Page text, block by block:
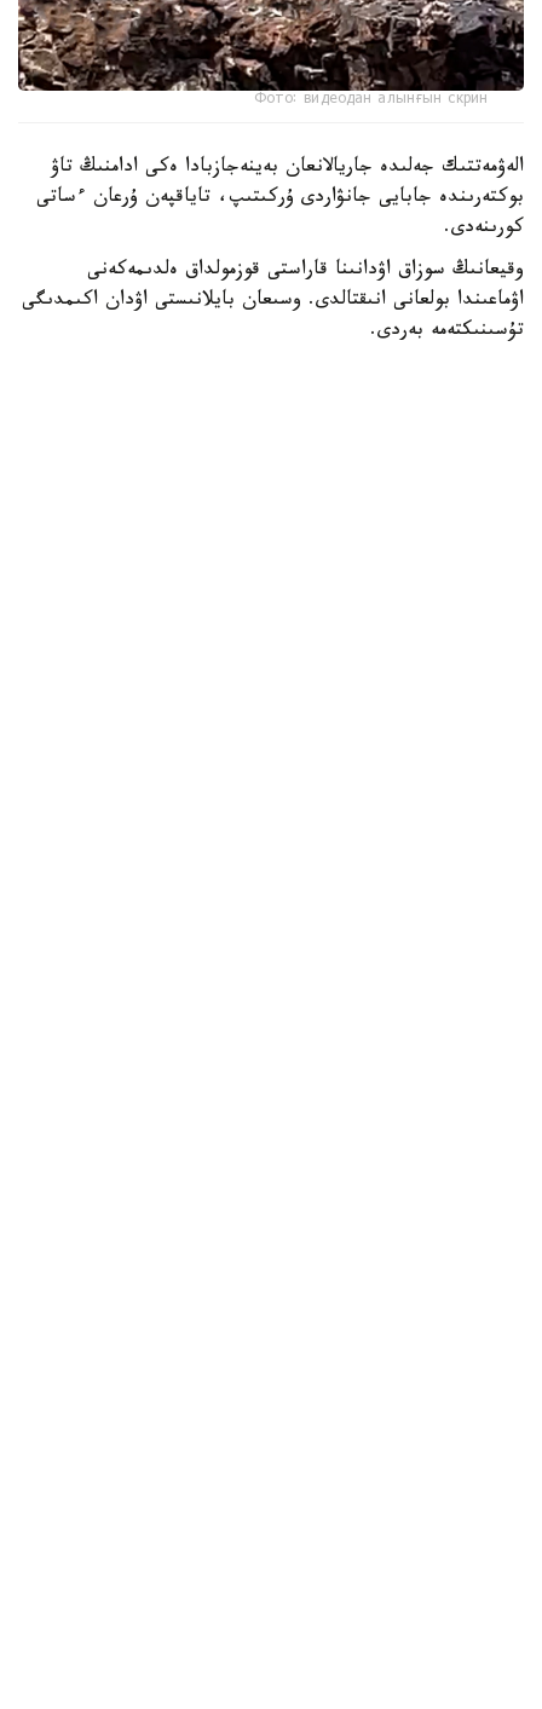
Фото: видеодан алынғын скрин
الەۋمەتتىك جەلىدە جاريالانعان بەينەجازبادا ەكى ادامنىڭ تاۋ
بوكتەرىندە جابايى جانۋاردى ۇركىتىپ، تاياقپەن ۇرعان ءساتى
كورىنەدى.
وقيعانىڭ سوزاق اۋدانىنا قاراستى قوزمولداق ەلدىمەكەنى
اۋماعىندا بولعانى انىقتالدى. وسىعان بايلانىستى اۋدان اكىمدىگى
تۇسىنىكتەمە بەردى.